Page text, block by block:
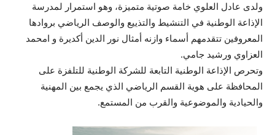
ولدى عادل العلوي خامة صوتية متميزة، وهو استمرار لمدرسة
الإذاعة الوطنية في التنشيط والتذييع والوصف الرياضي بروادها
المعروفين تتقدمهم أسماء وازنه أمثال نور الدين أكديرة و امحمد
العزاوي ورشيد جامي.
وتحرص الإذاعة الوطنية التابعة للشركة الوطنية للتلفزة على
المحافظة على هوية القسم الرياضي الذي يجمع بين المهنية
والحيادية والموضوعية والقرب من المستمع.